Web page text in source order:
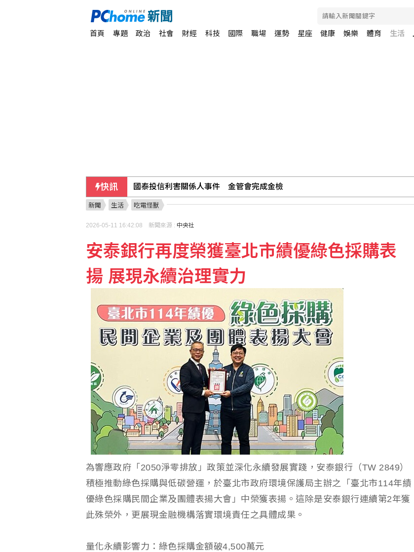
首頁 專題 政治 社會 財經 科技 國際 職場 運勢 星座 健康 娛樂 體育 生活
快訊
韓國羽球賽黃睿璿何志偉 本季首闖超級賽男雙8強
查處饒慶鈴 陸委會：海峽論壇影片內容未涉政治
台亞會8週年 蕭新煌：新南向為基礎公布台灣印太戰略
新聞 生活 吃電怪獸
2026-05-11 16:42:08 新聞來源 : 中央社
安泰銀行再度榮獲臺北市績優綠色採購表
揚 展現永續治理實力
為響應政府「2050淨零排放」政策並深化永續發展實踐，安泰銀行（TW 2849）
積極推動綠色採購與低碳營運，於臺北市政府環境保護局主辦之「臺北市114年績
優綠色採購民間企業及團體表揚大會」中榮獲表揚。這除是安泰銀行連續第2年獲
此殊榮外，更展現金融機構落實環境責任之具體成果。
量化永續影響力：綠色採購金額破4,500萬元